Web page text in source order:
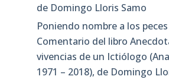
de Domingo Lloris Samo
Poniendo nombre a los
Comentario del libro
vivencias de un Ictiólogo
1971 – 2018), de Domingo